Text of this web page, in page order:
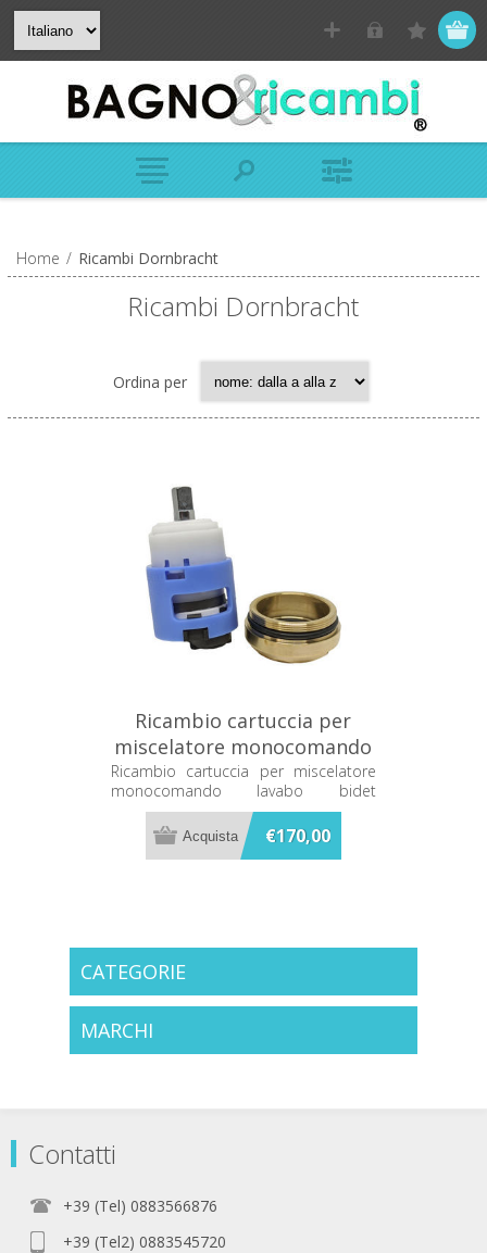
Home / Ricambi Dornbracht
Ricambi Dornbracht
Ordina per
Ricambio cartuccia per
miscelatore monocomando
lavabo bidet Dornbracht
9015050200090
Ricambio cartuccia per miscelatore
monocomando lavabo bidet
Dornbracht 9015050200090
€170,00
CATEGORIE
MARCHI
Contatti
+39 (Tel) 0883566876
+39 (Tel2) 0883545720